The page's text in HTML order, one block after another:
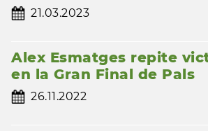
21.03.2023
Alex Esmatges repite
en la Gran Final de Pals
26.11.2022